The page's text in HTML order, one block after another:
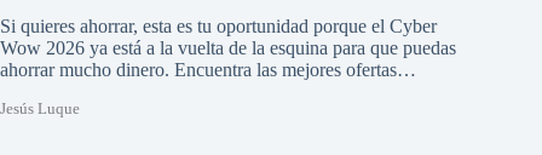
Si quieres ahorrar, esta es tu oportunidad porque el Cyber
Wow 2026 ya está a la vuelta de la esquina para que puedas
ahorrar mucho dinero. Encuentra las mejores ofertas…
Jesús Luque